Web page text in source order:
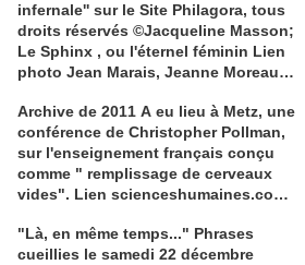
infernale'' sur le Site Philagora, tous
droits réservés ©Jacqueline Masson;
Le Sphinx , ou l'éternel féminin Lien
photo Jean Marais, Jeanne Moreau
Archive de 2011 A eu lieu à Metz, une
conférence de Christopher Pollman,
sur l'enseignement français conçu
comme " remplissage de cerveaux
vides". Lien scienceshumaines.com,
Léotard, ''Le dressage des élites...''
"Là, en même temps..." Phrases
cueillies le samedi 22 décembre